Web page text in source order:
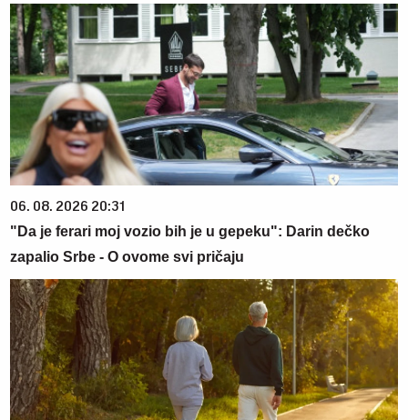
06. 08. 2026 20:31
"Da je ferari moj vozio bih je u gepeku": Darin dečko
zapalio Srbe - O ovome svi pričaju